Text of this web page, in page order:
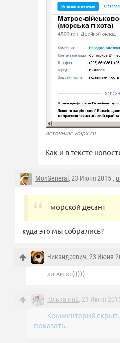
источник: voipx.ru
Как и в тексте
MonGeneral , 23 Июня 2015 ,
морской десант
куда это мы собрались?
Никандрович, 23 Июня
хи-хи-хи)))))
Юлька с н2, 23 Июня
Комментарий
показать.